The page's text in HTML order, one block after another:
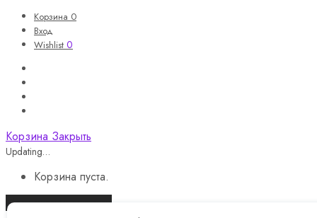
Корзина 0
Вход
Wishlist 0
Корзина Закрыть
Updating…
Корзина пуста.
Продолжить покупки